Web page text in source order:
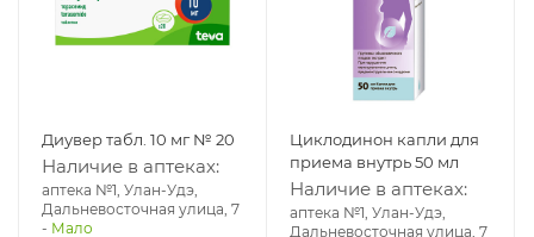
Диувер табл. 10 мг № 20
Наличие в аптеках:
аптека №1, Улан-Удэ,
Дальневосточная улица, 7
- Мало
Циклодинон капли для
приема внутрь 50 мл
Наличие в аптеках:
аптека №1, Улан-Удэ,
Дальневосточная улица, 7